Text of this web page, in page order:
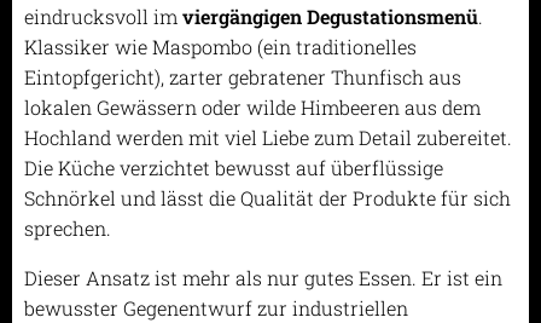
eindrucksvoll im viergängigen Degustationsmenü.
Klassiker wie Maspombo (ein traditionelles
Eintopfgericht), zarter gebratener Thunfisch aus
lokalen Gewässern oder wilde Himbeeren aus dem
Hochland werden mit viel Liebe zum Detail zubereitet.
Die Küche verzichtet bewusst auf überflüssige
Schnörkel und lässt die Qualität der Produkte für sich
sprechen.
Dieser Ansatz ist mehr als nur gutes Essen. Er ist ein
bewusster Gegenentwurf zur industriellen